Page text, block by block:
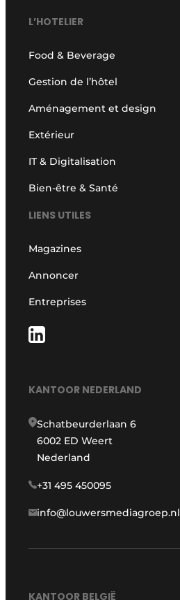
L’HOTELIER
Food & Beverage
Gestion de l’hôtel
Aménagement et design
Extérieur
IT & Digitalisation
Bien-être & Santé
LIENS UTILES
Magazines
Annoncer
Entreprises
KANTOOR NEDERLAND
Schatbeurderlaan 6
6002 ED Weert
Nederland
+31 495 450095
info@louwersmediagroep.nl
KANTOOR BELGIË